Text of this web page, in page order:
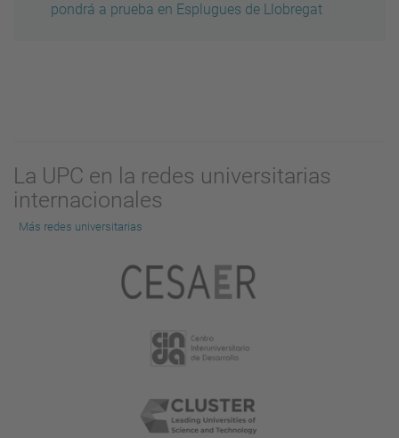
pondrá a prueba en Esplugues de Llobregat
La UPC en la redes universitarias
internacionales
Más redes universitarias